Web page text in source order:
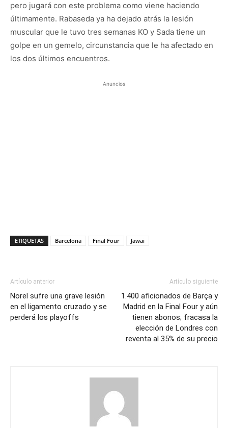
pero jugará con este problema como viene haciendo
últimamente. Rabaseda ya ha dejado atrás la lesión
muscular que le tuvo tres semanas KO y Sada tiene un
golpe en un gemelo, circunstancia que le ha afectado en
los dos últimos encuentros.
Anuncios
ETIQUETAS Barcelona Final Four Jawai
Artículo anterior
Norel sufre una grave lesión
en el ligamento cruzado y se
perderá los playoffs
Artículo siguiente
1.400 aficionados de Barça y
Madrid en la Final Four y aún
tienen abonos; fracasa la
elección de Londres con
reventa al 35% de su precio